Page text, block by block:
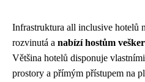
Infrastruktura all inclusive hotelů
rozvinutá a nabízí hostům
Většina hotelů disponuje
prostory a přímým přístupem na